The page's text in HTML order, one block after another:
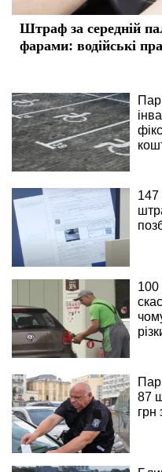
Штраф за середній
фарами: водійські
147
100
87
грн